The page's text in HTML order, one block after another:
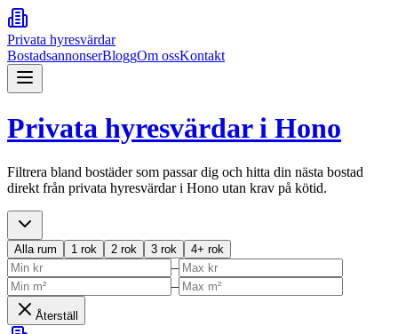
Privata hyresvärdar
BostadsannonserBloggOm ossKontakt
Privata hyresvärdar i Hono
Filtrera bland bostäder som passar dig och hitta din nästa bostad
direkt från privata hyresvärdar i Hono utan krav på kötid.
Alla rum 1 rok 2 rok 3 rok 4+ rok
–
–
Återställ